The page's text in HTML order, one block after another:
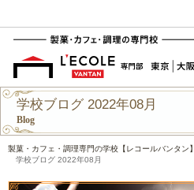
学校ブログ 2022年08月
Blog
製菓・カフェ・調理専門の学校【レコールバンタン】
学校ブログ 2022年08月